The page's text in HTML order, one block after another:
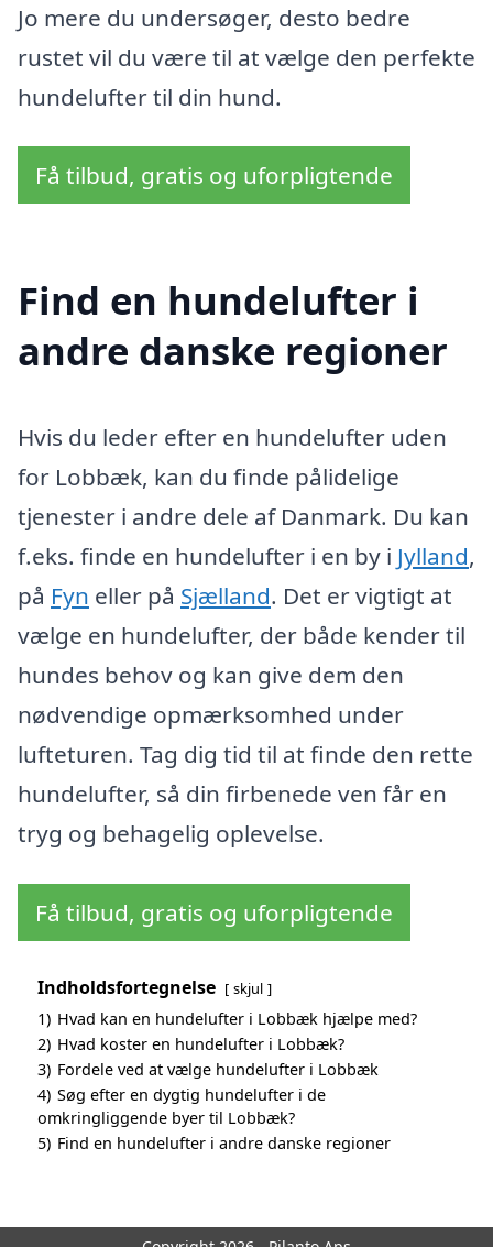
Jo mere du undersøger, desto bedre
rustet vil du være til at vælge den perfekte
hundelufter til din hund.
Få tilbud, gratis og uforpligtende
Find en hundelufter i
andre danske regioner
Hvis du leder efter en hundelufter uden
for Lobbæk, kan du finde pålidelige
tjenester i andre dele af Danmark. Du kan
f.eks. finde en hundelufter i en by i Jylland,
på Fyn eller på Sjælland. Det er vigtigt at
vælge en hundelufter, der både kender til
hundes behov og kan give dem den
nødvendige opmærksomhed under
lufteturen. Tag dig tid til at finde den rette
hundelufter, så din firbenede ven får en
tryg og behagelig oplevelse.
Få tilbud, gratis og uforpligtende
Indholdsfortegnelse skjul
1) Hvad kan en hundelufter i Lobbæk hjælpe med?
2) Hvad koster en hundelufter i Lobbæk?
3) Fordele ved at vælge hundelufter i Lobbæk
4) Søg efter en dygtig hundelufter i de
omkringliggende byer til Lobbæk?
5) Find en hundelufter i andre danske regioner